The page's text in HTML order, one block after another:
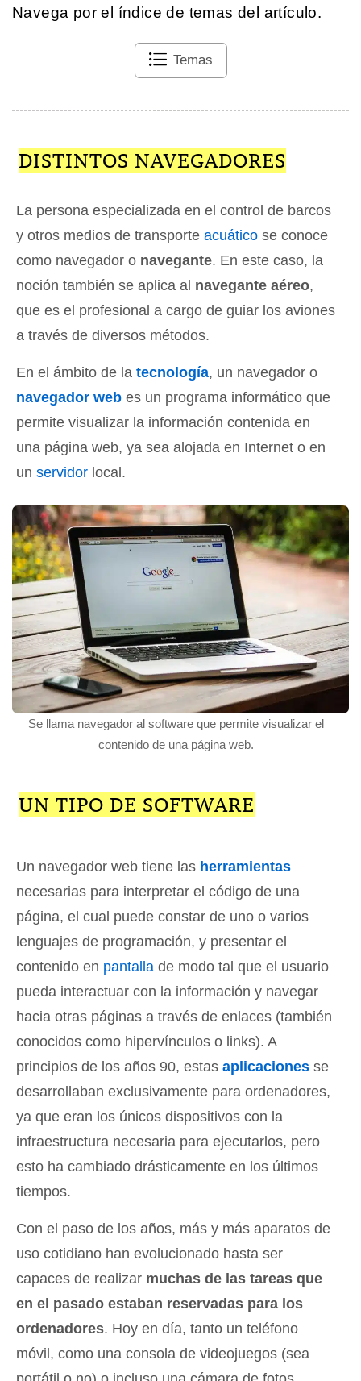
Navega por el índice de temas del artículo.
Temas
DISTINTOS NAVEGADORES
La persona especializada en el control de barcos
y otros medios de transporte acuático se conoce
como navegador o navegante. En este caso, la
noción también se aplica al navegante aéreo,
que es el profesional a cargo de guiar los aviones
a través de diversos métodos.
En el ámbito de la tecnología, un navegador o
navegador web es un programa informático que
permite visualizar la información contenida en
una página web, ya sea alojada en Internet o en
un servidor local.
Se llama navegador al software que permite visualizar el
contenido de una página web.
UN TIPO DE SOFTWARE
Un navegador web tiene las herramientas
necesarias para interpretar el código de una
página, el cual puede constar de uno o varios
lenguajes de programación, y presentar el
contenido en pantalla de modo tal que el usuario
pueda interactuar con la información y navegar
hacia otras páginas a través de enlaces (también
conocidos como hipervínculos o links). A
principios de los años 90, estas aplicaciones se
desarrollaban exclusivamente para ordenadores,
ya que eran los únicos dispositivos con la
infraestructura necesaria para ejecutarlos, pero
esto ha cambiado drásticamente en los últimos
tiempos.
Con el paso de los años, más y más aparatos de
uso cotidiano han evolucionado hasta ser
capaces de realizar muchas de las tareas que
en el pasado estaban reservadas para los
ordenadores. Hoy en día, tanto un teléfono
móvil, como una consola de videojuegos (sea